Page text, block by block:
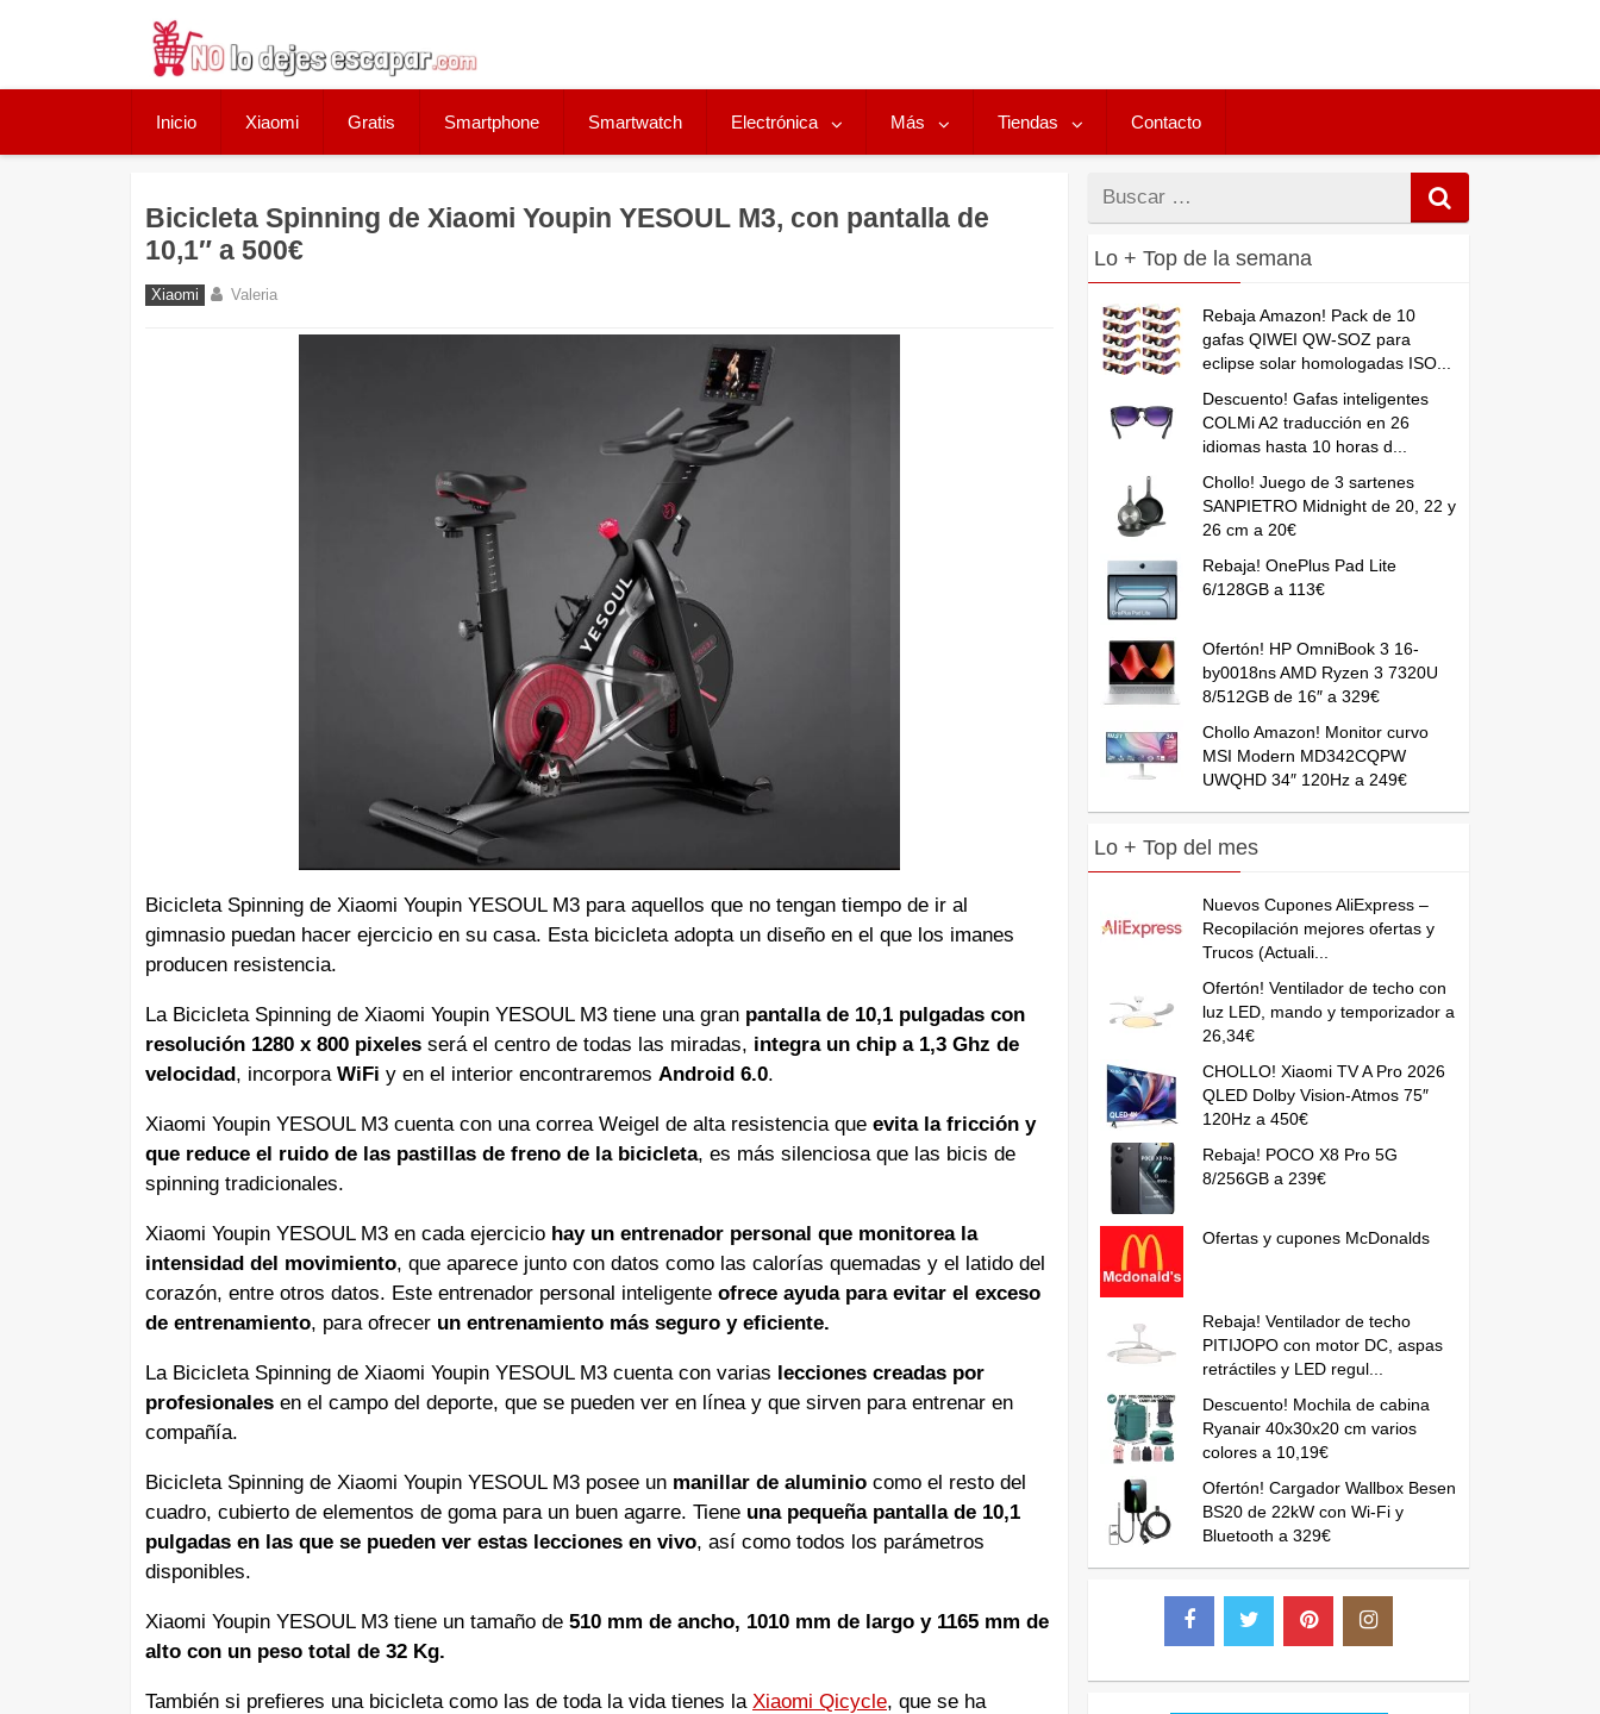
Inicio Xiaomi Gratis Smartphone Smartwatch Electrónica Más Tiendas Contacto
Bicicleta Spinning de Xiaomi Youpin YESOUL M3, con pantalla de
10,1″ a 500€
Xiaomi Valeria
Bicicleta Spinning de Xiaomi Youpin YESOUL M3 para aquellos que no tengan tiempo de ir al
gimnasio puedan hacer ejercicio en su casa. Esta bicicleta adopta un diseño en el que los imanes
producen resistencia.
La Bicicleta Spinning de Xiaomi Youpin YESOUL M3 tiene una gran pantalla de 10,1 pulgadas con
resolución 1280 x 800 pixeles será el centro de todas las miradas, integra un chip a 1,3 Ghz de
velocidad, incorpora WiFi y en el interior encontraremos Android 6.0.
Xiaomi Youpin YESOUL M3 cuenta con una correa Weigel de alta resistencia que evita la fricción y
que reduce el ruido de las pastillas de freno de la bicicleta, es más silenciosa que las bicis de
spinning tradicionales.
Xiaomi Youpin YESOUL M3 en cada ejercicio hay un entrenador personal que monitorea la
intensidad del movimiento, que aparece junto con datos como las calorías quemadas y el latido del
corazón, entre otros datos. Este entrenador personal inteligente ofrece ayuda para evitar el exceso
de entrenamiento, para ofrecer un entrenamiento más seguro y eficiente.
La Bicicleta Spinning de Xiaomi Youpin YESOUL M3 cuenta con varias lecciones creadas por
profesionales en el campo del deporte, que se pueden ver en línea y que sirven para entrenar en
compañía.
Bicicleta Spinning de Xiaomi Youpin YESOUL M3 posee un manillar de aluminio como el resto del
cuadro, cubierto de elementos de goma para un buen agarre. Tiene una pequeña pantalla de 10,1
pulgadas en las que se pueden ver estas lecciones en vivo, así como todos los parámetros
disponibles.
Xiaomi Youpin YESOUL M3 tiene un tamaño de 510 mm de ancho, 1010 mm de largo y 1165 mm de
alto con un peso total de 32 Kg.
También si prefieres una bicicleta como las de toda la vida tienes la Xiaomi Qicycle, que se ha
Buscar
por
Lo + Top de la semana
Rebaja Amazon! Pack de 10
gafas QIWEI QW-SOZ para
eclipse solar homologadas ISO...
Descuento! Gafas inteligentes
COLMi A2 traducción en 26
idiomas hasta 10 horas d...
Chollo! Juego de 3 sartenes
SANPIETRO Midnight de 20, 22 y
26 cm a 20€
Rebaja! OnePlus Pad Lite
6/128GB a 113€
Ofertón! HP OmniBook 3 16-
by0018ns AMD Ryzen 3 7320U
8/512GB de 16″ a 329€
Chollo Amazon! Monitor curvo
MSI Modern MD342CQPW
UWQHD 34″ 120Hz a 249€
Lo + Top del mes
Nuevos Cupones AliExpress –
Recopilación mejores ofertas y
Trucos (Actuali...
Ofertón! Ventilador de techo con
luz LED, mando y temporizador a
26,34€
CHOLLO! Xiaomi TV A Pro 2026
QLED Dolby Vision-Atmos 75″
120Hz a 450€
Rebaja! POCO X8 Pro 5G
8/256GB a 239€
Ofertas y cupones McDonalds
Rebaja! Ventilador de techo
PITIJOPO con motor DC, aspas
retráctiles y LED regul...
Descuento! Mochila de cabina
Ryanair 40x30x20 cm varios
colores a 10,19€
Ofertón! Cargador Wallbox Besen
BS20 de 22kW con Wi-Fi y
Bluetooth a 329€